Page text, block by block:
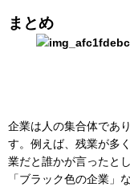
まとめ
企業は人の集合体であ
す。例えば、残業が多
業だと誰かが言ったと
「ブラック色の企業」